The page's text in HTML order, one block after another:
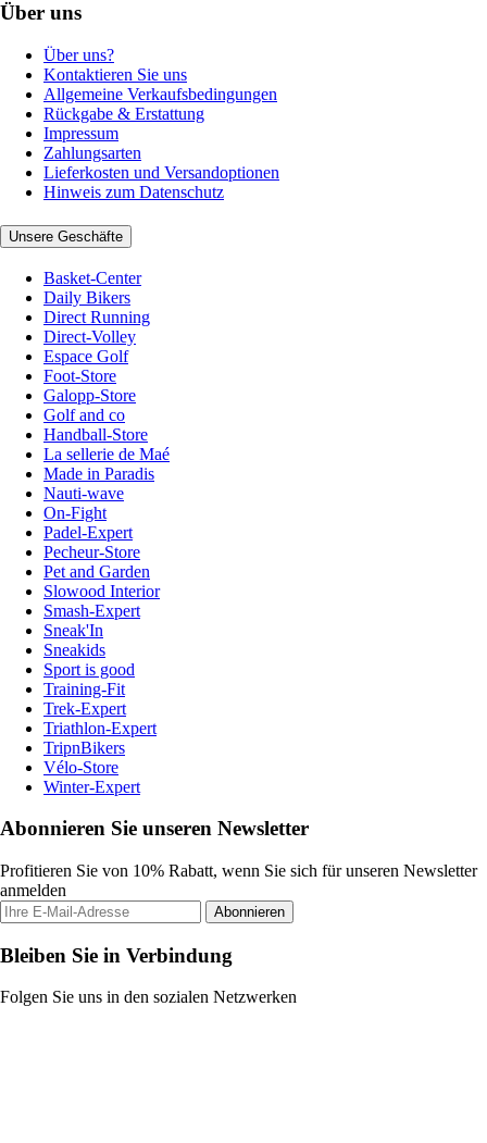
Über uns
Über uns?
Kontaktieren Sie uns
Allgemeine Verkaufsbedingungen
Rückgabe & Erstattung
Impressum
Zahlungsarten
Lieferkosten und Versandoptionen
Hinweis zum Datenschutz
Unsere Geschäfte
Basket-Center
Daily Bikers
Direct Running
Direct-Volley
Espace Golf
Foot-Store
Galopp-Store
Golf and co
Handball-Store
La sellerie de Maé
Made in Paradis
Nauti-wave
On-Fight
Padel-Expert
Pecheur-Store
Pet and Garden
Slowood Interior
Smash-Expert
Sneak'In
Sneakids
Sport is good
Training-Fit
Trek-Expert
Triathlon-Expert
TripnBikers
Vélo-Store
Winter-Expert
Abonnieren Sie unseren Newsletter
Profitieren Sie von 10% Rabatt, wenn Sie sich für unseren Newsletter
anmelden
Abonnieren
Bleiben Sie in Verbindung
Folgen Sie uns in den sozialen Netzwerken